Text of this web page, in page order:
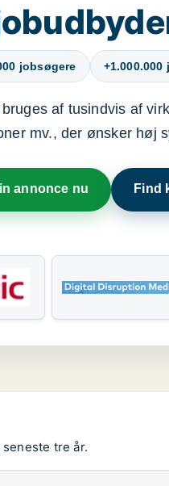
jobsøgere
af tusindvis af
mv., der ønsker høj
annonce nu Find
tre år.